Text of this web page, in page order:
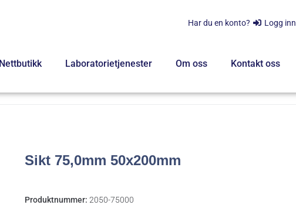
Har du en konto? Logg inn
Nettbutikk Laboratorietjenester Om oss Kontakt oss
Sikt 75,0mm 50x200mm
Produktnummer: 2050-75000